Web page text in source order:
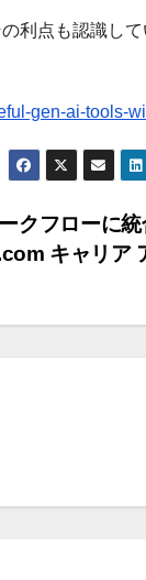
利点も認識し
gen-ai-tools-
クフローに
キャリア